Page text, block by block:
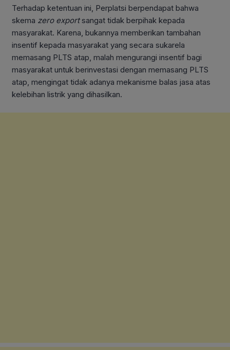
Terhadap ketentuan ini, Perplatsi berpendapat bahwa
skema zero exportsangat tidak berpihak kepada
masyarakat. Karena, bukannya memberikan tambahan
insentif kepada masyarakat yang secara sukarela
memasang PLTS atap, malah mengurangi insentif bagi
masyarakat untuk berinvestasi dengan memasang PLTS
atap, mengingat tidak adanya mekanisme balas jasa atas
kelebihan listrik yang dihasilkan.